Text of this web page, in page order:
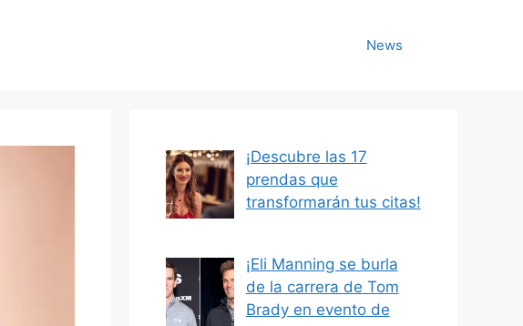
News
¡Descubre las 17
prendas que
transformarán tus citas!
¡Eli Manning se burla
de la carrera de Tom
Brady en evento de